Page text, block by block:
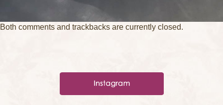
Both comments and trackbacks are currently closed.